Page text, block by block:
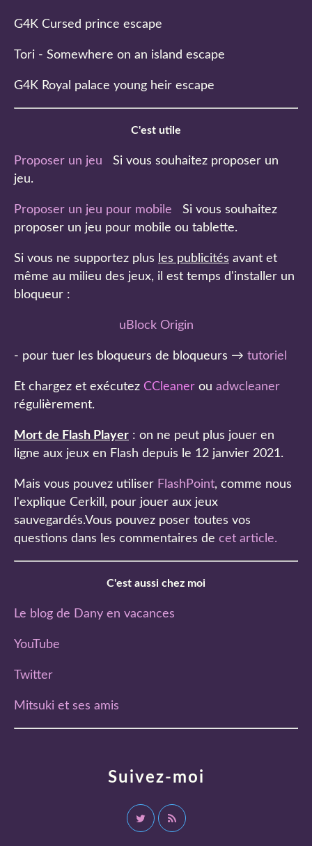
Suivez-moi
G4K Cursed prince escape
Tori - Somewhere on an island escape
G4K Royal palace young heir escape
C'est utile
Proposer un jeu Si vous souhaitez proposer un
jeu.
Proposer un jeu pour mobile Si vous souhaitez
proposer un jeu pour mobile ou tablette.
Si vous ne supportez plus les publicités avant et
même au milieu des jeux, il est temps d'installer un
bloqueur :
uBlock Origin
- pour tuer les bloqueurs de bloqueurs → tutoriel
Et chargez et exécutez CCleaner ou adwcleaner
régulièrement.
Mort de Flash Player : on ne peut plus jouer en
ligne aux jeux en Flash depuis le 12 janvier 2021.
Mais vous pouvez utiliser FlashPoint, comme nous
l'explique Cerkill, pour jouer aux jeux
sauvegardés.Vous pouvez poser toutes vos
questions dans les commentaires de cet article.
C'est aussi chez moi
Le blog de Dany en vacances
YouTube
Twitter
Mitsuki et ses amis